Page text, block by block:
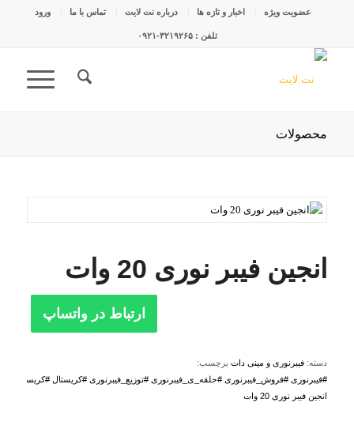
عضویت ویژه اخبار و تازه ها درباره نت لایت تماس با ما ورود
تلفن : ۳۲۱۹۲۶۵-۰۹۲۱
محصولات
انجین فیبر نوری 20 وات
ارتباط در واتساپ
دسته: فیبرنوری و مینی دات برچسب:
#فیبرنوری #فروش_فیبرنوری #حلقه_ی_فیبرنوری #توزیع_فیبرنوری #کریستال
انجین فیبر نوری 20 وات